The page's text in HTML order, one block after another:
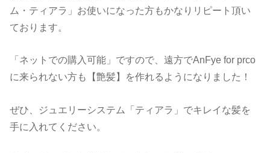
ム・ティアラ」お使いになった方もかなりリピート頂い
ております。
「ネットでの購入可能」ですので、遠方でAnFye for prco
に来られない方も【艶髪】を作れるようになりました！
ぜひ、ジュエリーシステム「ティアラ」でキレイな髪を
手に入れてください。